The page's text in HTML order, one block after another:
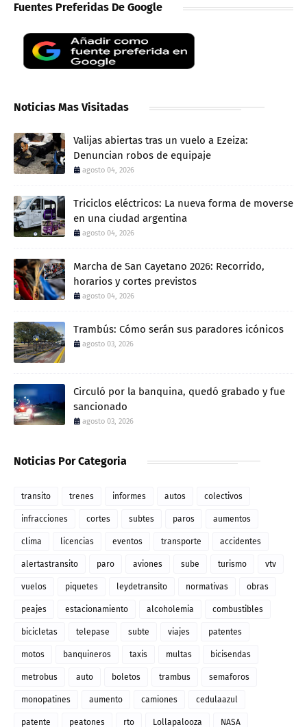
Fuentes Preferidas De Google
Noticias Mas Visitadas
Valijas abiertas tras un vuelo a Ezeiza:
Denuncian robos de equipaje
agosto 04, 2026
Triciclos eléctricos: La nueva forma de moverse
en una ciudad argentina
agosto 04, 2026
Marcha de San Cayetano 2026: Recorrido,
horarios y cortes previstos
agosto 04, 2026
Trambús: Cómo serán sus paradores icónicos
agosto 03, 2026
Circuló por la banquina, quedó grabado y fue
sancionado
agosto 03, 2026
Noticias Por Categoria
transito trenes informes autos colectivos
infracciones cortes subtes paros aumentos
clima licencias eventos transporte accidentes
alertastransito paro aviones sube turismo vtv
vuelos piquetes leydetransito normativas obras
peajes estacionamiento alcoholemia combustibles
bicicletas telepase subte viajes patentes
motos banquineros taxis multas bicisendas
metrobus auto boletos trambus semaforos
monopatines aumento camiones cedulaazul
patente peatones rto Lollapalooza NASA